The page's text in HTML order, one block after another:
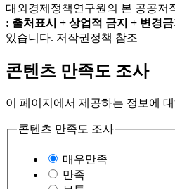
대외경제정책연구원의 본 공공저
: 출처표시 + 상업적 금지 + 변경
있습니다. 저작권정책 참조
콘텐츠 만족도 조사
이 페이지에서 제공하는 정보에
콘텐츠 만족도 조사
매우만족
만족